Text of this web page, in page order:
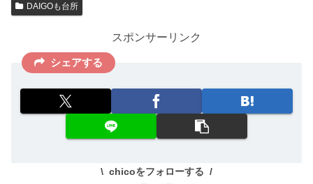
DAIGOも台所
スポンサーリンク
シェアする
chicoをフォローする